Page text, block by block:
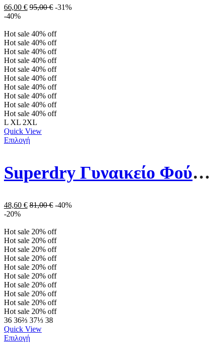
66,00 € 95,00€ -31%
-40%
Hot sale 40% off
Hot sale 40% off
Hot sale 40% off
Hot sale 40% off
Hot sale 40% off
Hot sale 40% off
Hot sale 40% off
Hot sale 40% off
Hot sale 40% off
Hot sale 40% off
L XL 2XL
Quick View
Επιλογή
Superdry Γυναικείο Φούτερ Rainbow Graphic Logo Hoodie W2011455A-07Q Γκρι
48,60 € 81,00€ -40%
-20%
Hot sale 20% off
Hot sale 20% off
Hot sale 20% off
Hot sale 20% off
Hot sale 20% off
Hot sale 20% off
Hot sale 20% off
Hot sale 20% off
Hot sale 20% off
Hot sale 20% off
36 36⅔ 37⅓ 38
Quick View
Επιλογή